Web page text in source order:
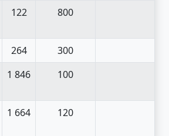
122 800
264
300
1 846 100
1 664 120